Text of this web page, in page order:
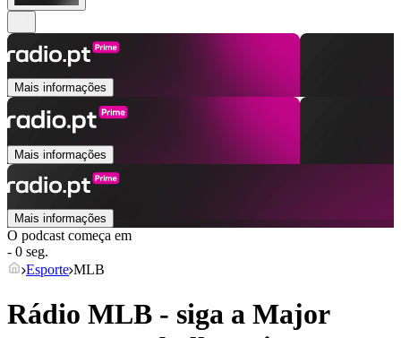
Mais informações
Mais informações
Mais informações
O podcast começa em
- 0 seg.
Esporte MLB
Rádio MLB - siga a Major